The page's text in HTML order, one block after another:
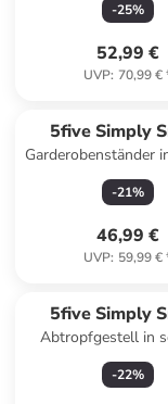
-25%
52,99 €
UVP: 70,99 €
5five Simply
Garderobenständer
-21%
46,99 €
UVP: 59,99 €
5five Simply
Abtropfgestell in
-22%